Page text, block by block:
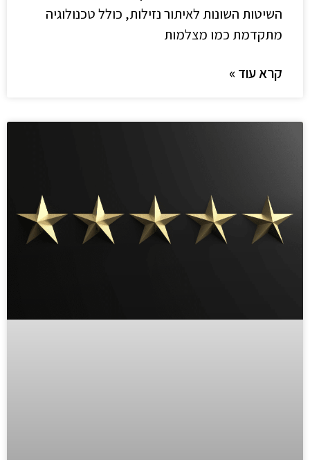
השיטות השונות לאיתור נזילות, כולל טכנולוגיה
מתקדמת כמו מצלמות
קרא עוד »